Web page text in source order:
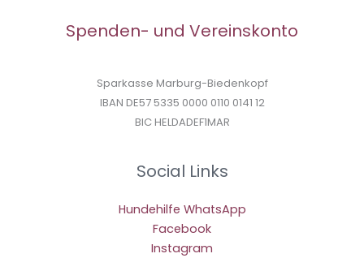
Spenden- und Vereinskonto
Sparkasse Marburg-Biedenkopf
IBAN DE57 5335 0000 0110 0141 12
BIC HELDADEF1MAR
Social Links
Hundehilfe WhatsApp
Facebook
Instagram